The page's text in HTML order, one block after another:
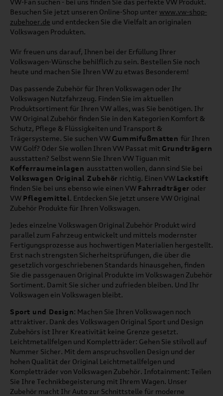
Besuchen Sie jetzt unseren Online-Shop unter www.vw-shop-
zubehoer.de und entdecken Sie die Vielfalt an originalen
Volkswagen Produkten.
Wir freuen uns darauf, Ihnen bei der Erfüllung Ihrer
Volkswagen-Wünsche behilflich zu sein. Bestellen Sie noch
heute und machen Sie Ihren VW zu etwas Besonderem!
Das passende Zubehör für Ihren Volkswagen oder Ihr
Volkswagen Nutzfahrzeug. Finden Sie im aktuellen
Produktsortiment für Ihren VW alles, was Sie benötigen. Ihr
VW Original Zubehör finden Sie in den Kategorien Komfort &
Schutz, Pflege & Flüssigkeiten und Transport &
Trägersysteme. Sie suchen VW Gummifußmatten für Ihren
VW Golf? Oder Sie wollen Ihren VW Passat mit Grundträgern
ausstatten? Selbst wenn Sie Ihren VW Tiguan mit
Kofferraumeinlagen ausstatten wollen, dann sind Sie bei
Volkswagen Original Zubehör richtig. Einen VW Lackstift
finden Sie bei uns ebenso wie einen VW Fahrradträger oder
VW Pflegemittel. Entdecken Sie jetzt unsere VW Original
Zubehör Produkte für Ihren Volkswagen.
Jedes einzelne Volkswagen Original Zubehör Produkt wird
parallel zum Fahrzeug entwickelt und mittels modernster
Fertigungsprozesse aus hochwertigen Materialien hergestellt.
Erst nach strengsten Sicherheitsprüfungen, die über die
gesetzlich vorgeschriebenen Standards hinausgehen, finden
Sie die passgenauen Original Produkte im Volkswagen Zubehör
Sortiment. Damit Sie sicher und zufrieden bleiben. Und Ihr
Volkswagen ein Volkswagen bleibt.
Sport und Design: Machen Sie Ihren Volkswagen noch
attraktiver. Dank des Volkswagen Original Sport und Design
Zubehörs ist Ihrer Kreativität keine Grenze gesetzt.
Leichtmetallfelgen und Kompletträder: Gehen Sie stilvoll auf
Nummer Sicher. Mit dem anspruchsvollen Design und der
hohen Qualität der Original Leichtmetallfelgen und
Kompletträder von Volkswagen Zubehör. Infotainment: Teilen
Sie Ihre Technikbegeisterung mit Ihrem Wagen. Unser
Zubehör macht Ihr Auto zur Schnittstelle für moderne